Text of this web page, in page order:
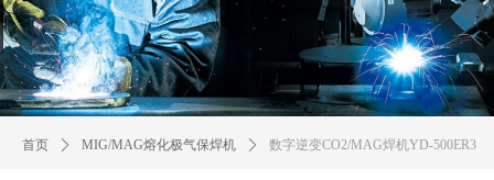
首页 ꄲ MIG/MAG熔化极气保焊机 ꄲ 数字逆变CO2/MAG焊机YD-500ER3